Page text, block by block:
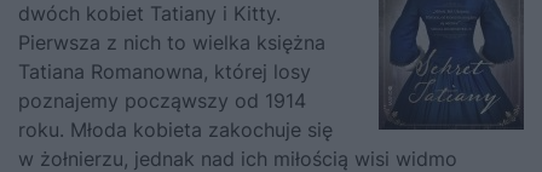
dwóch kobiet Tatiany i Kitty.
Pierwsza z nich to wielka księżna
Tatiana Romanowna, której losy
poznajemy począwszy od 1914
roku. Młoda kobieta zakochuje się
w żołnierzu, jednak nad ich miłością wisi widmo